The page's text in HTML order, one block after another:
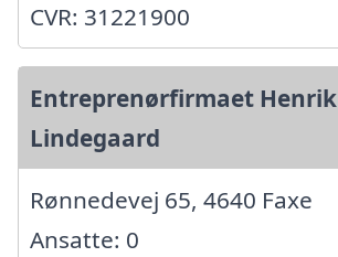
CVR: 31221900
Entreprenørfirmaet Henrik
Lindegaard
Rønnedevej 65, 4640 Faxe
Ansatte: 0